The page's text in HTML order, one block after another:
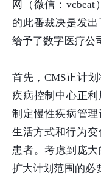
网（微信：vcbeat
的此番裁决是发
给予了数字医疗公
首先，CMS正计
疾病控制中心正
制定慢性疾病管理
生活方式和行为
患者。考虑到庞
扩大计划范围的必